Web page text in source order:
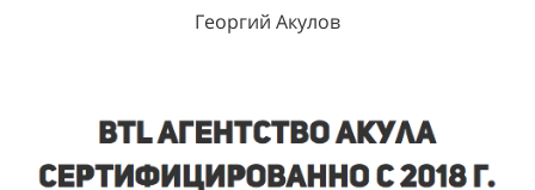
Георгий Акулов